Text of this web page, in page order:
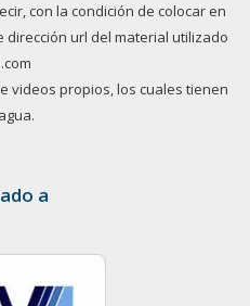
con la condición de colocar en
url del material utilizado
videos propios, los cuales tienen
a